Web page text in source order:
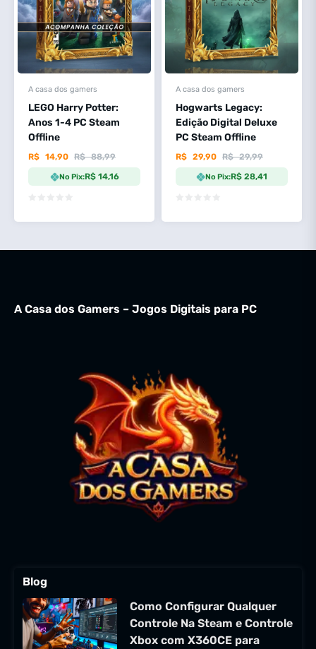
A casa dos gamers
LEGO Harry Potter:
Anos 1-4 PC Steam
Offline
R$ 88,99
R$ 14,90
No Pix:R$ 14,16
A casa dos gamers
Hogwarts Legacy:
Edição Digital Deluxe
PC Steam Offline
R$ 29,99
R$ 29,90
No Pix:R$ 28,41
A Casa dos Gamers – Jogos Digitais para PC
Blog
Como Configurar Qualquer
Controle Na Steam e Controle
Xbox com X360CE para